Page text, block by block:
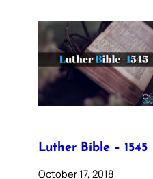
Luther Bible – 1545
October 17, 2018